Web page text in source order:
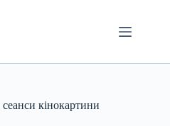
кінокартини